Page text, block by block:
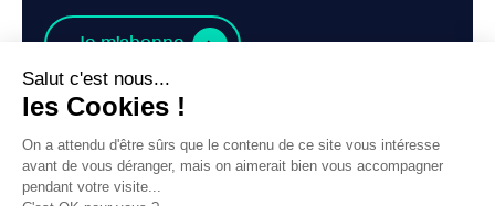
Je m'abonne
LIENS PRATIQUES
Politique de confidentialité
Contact